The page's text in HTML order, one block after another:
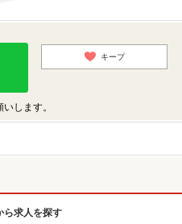
キープ
します。
ら求人を探す